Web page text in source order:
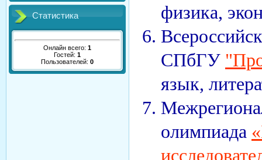
Статистика
Онлайн всего: 1
Гостей: 1
Пользователей: 0
физика,
СПбГУ
язык,
олимпиада